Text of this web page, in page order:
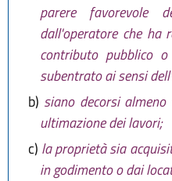
parere favorevole
dall'operatore che ha
contributo pubblico
subentrato ai sensi
b) siano decorsi
ultimazione dei lavori;
c) la proprietà sia
in godimento o dai